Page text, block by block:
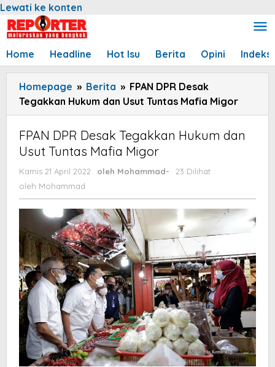
Lewati ke konten
Home Headline Hot Isu Berita Opini Indeks
Homepage » Berita » FPAN DPR Desak
Tegakkan Hukum dan Usut Tuntas Mafia Migor
FPAN DPR Desak Tegakkan Hukum dan
Usut Tuntas Mafia Migor
Kamis 21 April 2022 oleh Mohammad-
23 Dilihat
oleh Mohammad